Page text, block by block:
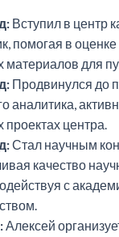
Вступил в центр
помогая в
материалов для
Продвинулся до
аналитика,
проектах центра.
Стал научным
качество
с
Алексей